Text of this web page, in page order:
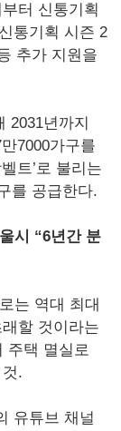
터 신통기획
통기획 시즌 2
추가 지원을
2031년까지
7000가구를
트’로 불리는
를 공급한다.
시 “6년간 분
는 역대 최대
할 것이라는
주택 멸실로
.
유튜브 채널